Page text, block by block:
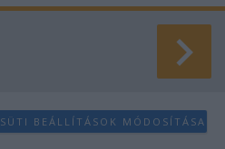
SÜTI BEÁLLÍTÁSOK MÓDOSÍTÁSA